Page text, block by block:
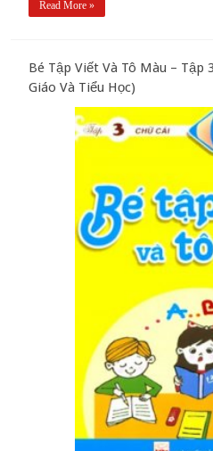
Read More »
Bé Tập Viết Và Tô Màu – Tập
Giáo Và Tiểu Học)